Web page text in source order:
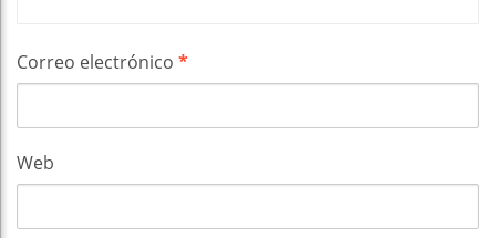
Correo electrónico *
Web